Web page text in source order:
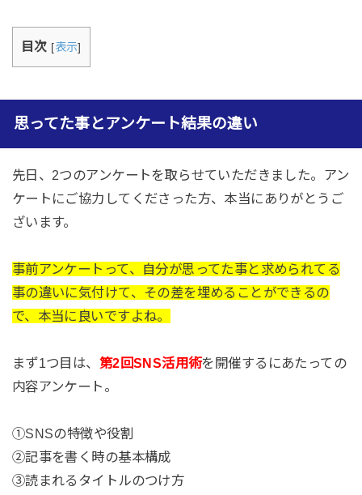
目次 [表示]
思ってた事とアンケート結果の違い
先日、2つのアンケートを取らせていただきました。アン
ケートにご協力してくださった方、本当にありがとうご
ざいます。
事前アンケートって、自分が思ってた事と求められてる
事の違いに気付けて、その差を埋めることができるの
で、本当に良いですよね。
まず1つ目は、 第2 回SNS活用術を開催するにあたっての
内容アンケート。
①SNSの特徴や役割
②記事を書く時の基本構成
③読まれるタイトルのつけ方